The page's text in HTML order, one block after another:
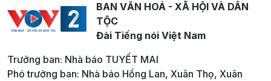
BAN VĂN HOÁ - XÃ HỘI VÀ DÂN
TỘC
Đài Tiếng nói Việt Nam
Trưởng ban: Nhà báo TUYẾT MAI
Phó trưởng ban: Nhà báo Hồng Lan, Xuân Thọ, Xuân